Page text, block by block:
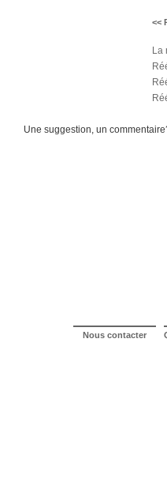
<<
La
Une suggestion, un
Nous contacter